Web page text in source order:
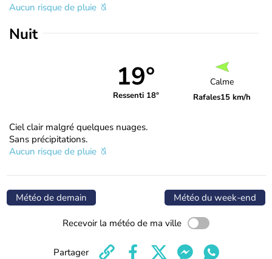
Aucun risque de pluie
Nuit
19°
Ressenti 18°
Calme
Rafales15 km/h
Ciel clair malgré quelques nuages.
Sans précipitations.
Aucun risque de pluie
Météo de demain Météo du week-end
Recevoir la météo de ma ville
Partager